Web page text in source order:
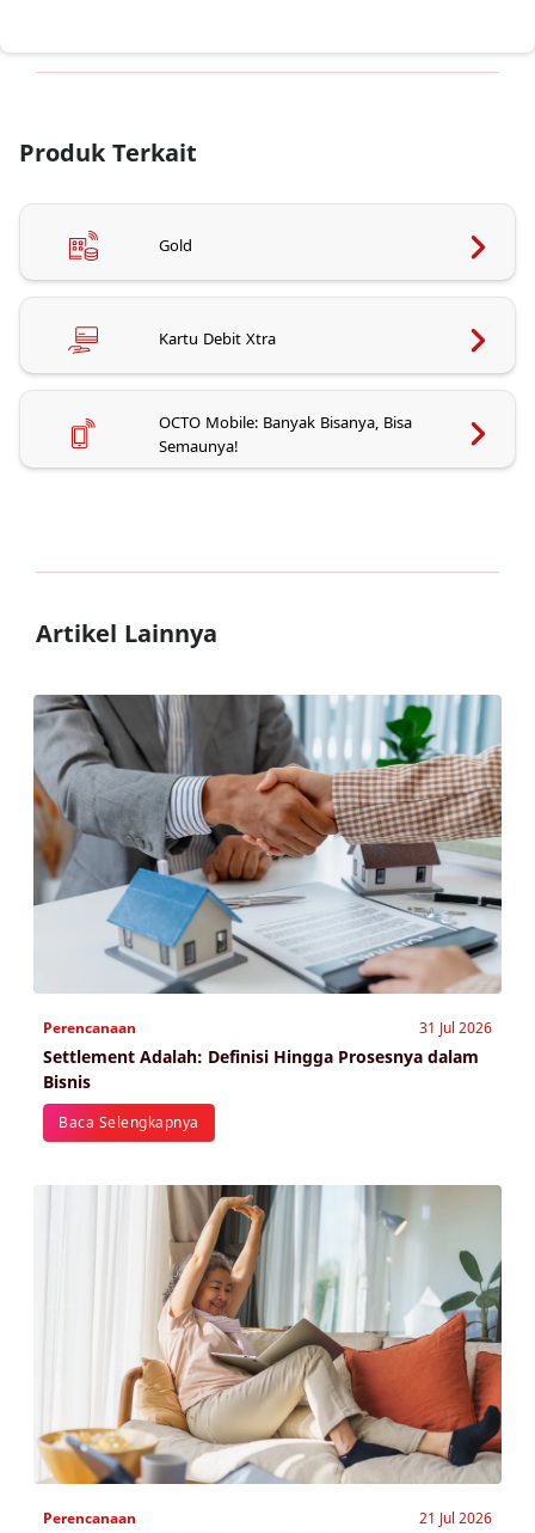
Produk Terkait
Gold
Kartu Debit Xtra
OCTO Mobile: Banyak Bisanya, Bisa
Semaunya!
Artikel Lainnya
Perencanaan 31 Jul 2026
Settlement Adalah: Definisi Hingga Prosesnya dalam
Bisnis
Baca Selengkapnya
Perencanaan 21 Jul 2026